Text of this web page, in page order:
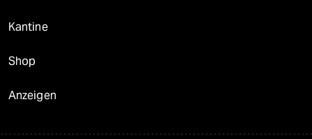
Kantine
Shop
Anzeigen